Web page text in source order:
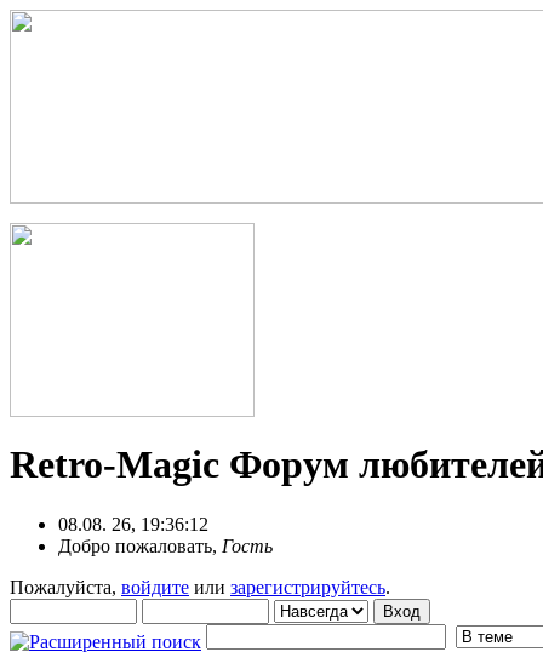
Retro-Magic Форум
08.08. 26, 19:36:12
Добро пожаловать, Гость
Пожалуйста, войдите или зарегистрируйтесь.